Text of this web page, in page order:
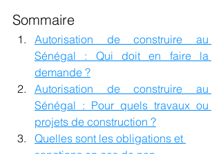
Sommaire
Autorisation de construire au
Sénégal : Qui doit en faire la
demande ?
Autorisation de construire au
Sénégal : Pour quels travaux ou
projets de construction ?
Quelles sont les obligations et